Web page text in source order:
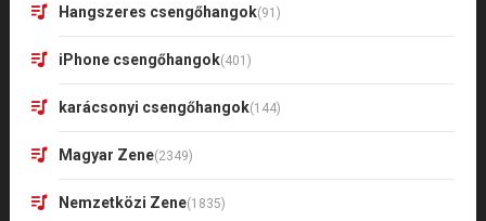
Hangszeres csengőhangok(91)
iPhone csengőhangok(401)
karácsonyi csengőhangok(144)
Magyar Zene(2349)
Nemzetközi Zene(1835)